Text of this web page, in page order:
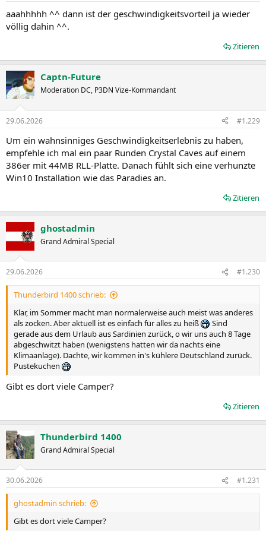
aaahhhhh ^^ dann ist der geschwindigkeitsvorteil ja wieder
völlig dahin ^^.
Zitieren
Captn-Future
Moderation DC, P3DN Vize-Kommandant
29.06.2026 #1.229
Um ein wahnsinniges Geschwindigkeitserlebnis zu haben,
empfehle ich mal ein paar Runden Crystal Caves auf einem
386er mit 44MB RLL-Platte. Danach fühlt sich eine verhunzte
Win10 Installation wie das Paradies an.
Zitieren
ghostadmin
Grand Admiral Special
29.06.2026 #1.230
Thunderbird 1400 schrieb:
Klar, im Sommer macht man normalerweise auch meist was anderes
als zocken. Aber aktuell ist es einfach für alles zu heiß
Sind
gerade aus dem Urlaub aus Sardinien zurück, o wir uns auch 8 Tage
abgeschwitzt haben (wenigstens hatten wir da nachts eine
Klimaanlage). Dachte, wir kommen in's kühlere Deutschland zurück.
Pustekuchen
Gibt es dort viele Camper?
Zitieren
Thunderbird 1400
Grand Admiral Special
30.06.2026 #1.231
ghostadmin schrieb:
Gibt es dort viele Camper?